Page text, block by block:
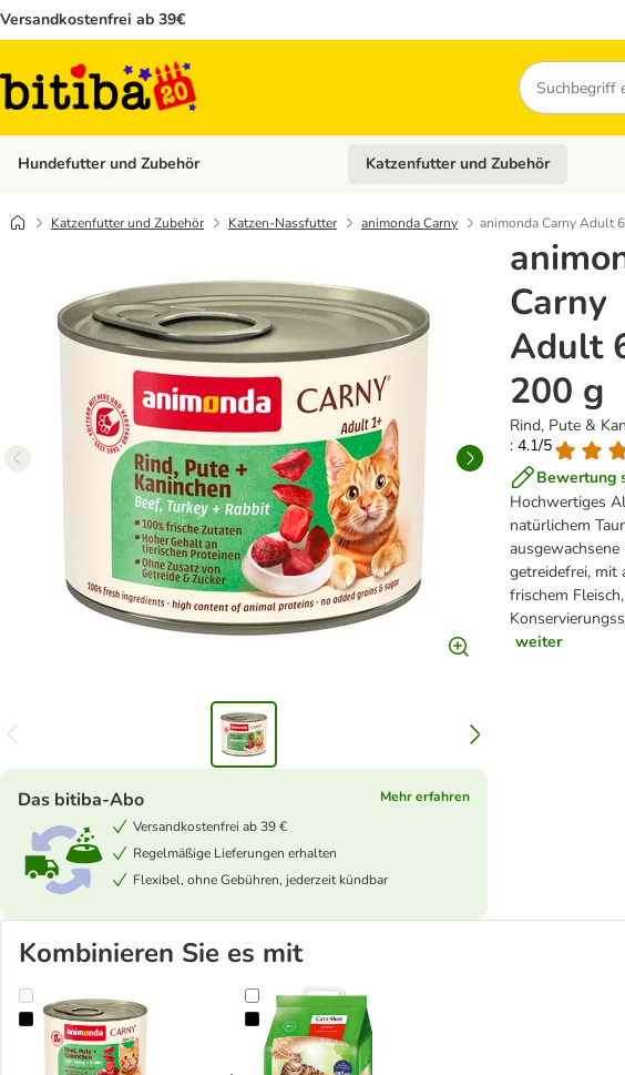
Versandkostenfrei ab 39€
Suchen
Hundefutter und Zubehör Kategorie-Menü öffnen: Hundefutter
Katzenfutter und Zubehör
Katzenfutter und Zubehör Katzen-Nassfutter animonda Carny animonda Carny Adult
Carny
Adult
200 g
Rind, Pute &
: 4.1/5
Bewertung
Hochwertiges
natürlichem
ausgewachsene
getreidefrei, mit
frischem
weiter
Das bitiba-Abo
Mehr erfahren
Versandkostenfrei ab 39 €
Regelmäßige Lieferungen erhalten
Flexibel, ohne Gebühren, jederzeit kündbar
Kombinieren Sie es mit
animonda Carny Adult 6 x 200 gCat's Best Original Katzenstreu